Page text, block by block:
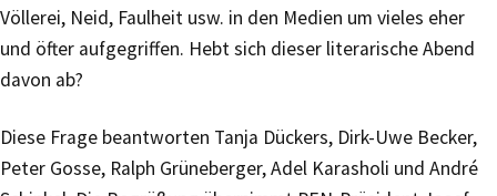
Völlerei, Neid, Faulheit usw. in den Medien um vieles eher
und öfter aufgegriffen. Hebt sich dieser literarische Abend
davon ab?
Diese Frage beantworten Tanja Dückers, Dirk-Uwe Becker,
Peter Gosse, Ralph Grüneberger, Adel Karasholi und André